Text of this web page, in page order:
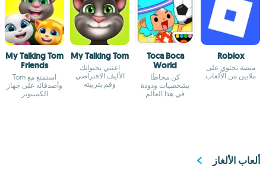
Roblox
منصة تحتوي على
ملايين من الألعاب
Toca Boca
World
كن محاطًا
بشخصيات ودودة
في هذا العالم
My Talking Tom
اعتني بحيوانك
الأليف الافتراضي
وقم بتربيته
My Talking Tom
Friends
استمتع مع Tom
وأصدقائه على جهاز
الكمبيوتر
ألعاب الألغاز